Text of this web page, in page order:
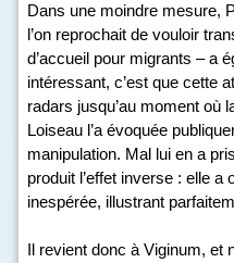
Dans une moindre mesure,
l’on reprochait de vouloir
d’accueil pour migrants – a
intéressant, c’est que cette
radars jusqu’au moment où
Loiseau l’a évoquée
manipulation. Mal lui en a
produit l’effet inverse : elle
inespérée, illustrant
Il revient donc à Viginum, et